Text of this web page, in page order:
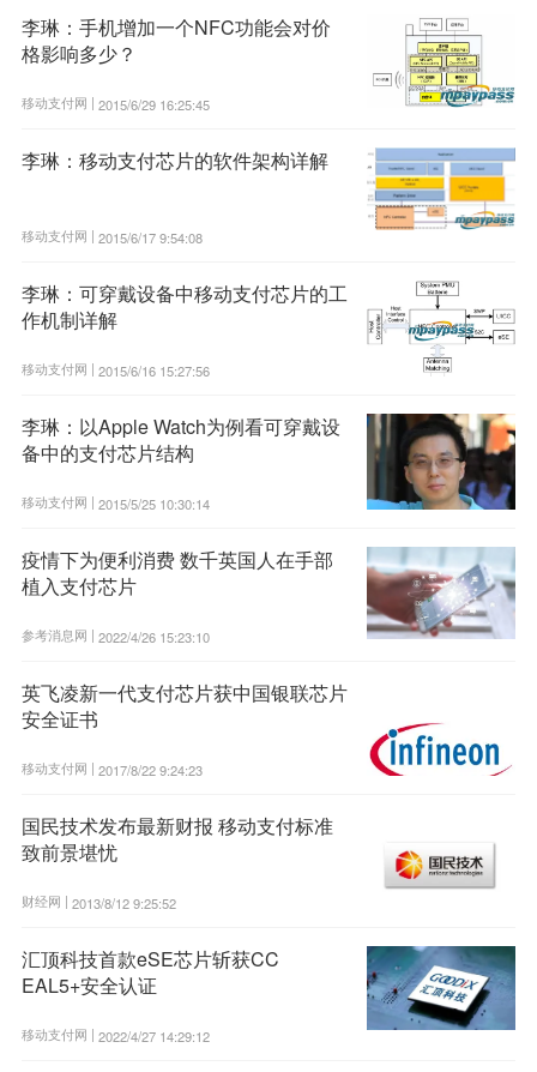
李琳：手机增加一个NFC功能会对价
格影响多少？
移动支付网 | 2015/6/29 16:25:45
李琳：移动支付芯片的软件架构详解
移动支付网 | 2015/6/17 9:54:08
李琳：可穿戴设备中移动支付芯片的工
作机制详解
移动支付网 | 2015/6/16 15:27:56
李琳：以Apple Watch为例看可穿戴设
备中的支付芯片结构
移动支付网 | 2015/5/25 10:30:14
疫情下为便利消费 数千英国人在手部
植入支付芯片
参考消息网 | 2022/4/26 15:23:10
英飞凌新一代支付芯片获中国银联芯片
安全证书
移动支付网 | 2017/8/22 9:24:23
国民技术发布最新财报 移动支付标准
致前景堪忧
财经网 | 2013/8/12 9:25:52
汇顶科技首款eSE芯片斩获CC
EAL5+安全认证
移动支付网 | 2022/4/27 14:29:12